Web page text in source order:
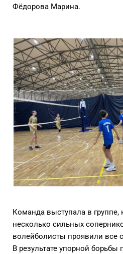
Фёдорова Марина.
Команда выступала в группе,
несколько сильных
волейболисты проявили все
В результате упорной борьбы